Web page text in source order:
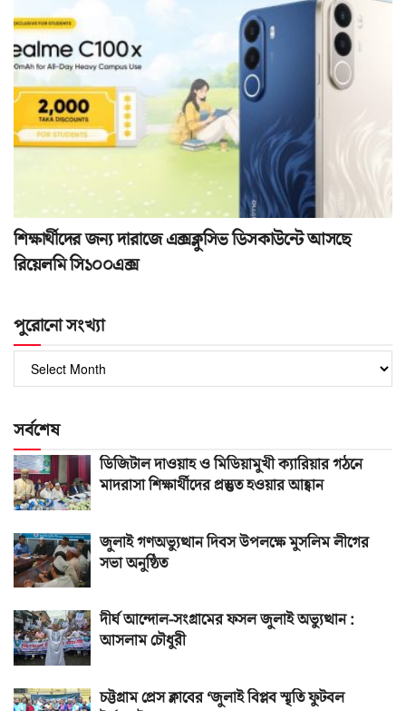
শিক্ষার্থীদের জন্য দারাজে এক্সক্লুসিভ ডিসকাউন্টে আসছে
রিয়েলমি সি১০০এক্স
পুরোনো সংখ্যা
সংখ্যা
সর্বশেষ
ডিজিটাল দাওয়াহ ও মিডিয়ামুখী ক্যারিয়ার গঠনে
মাদরাসা শিক্ষার্থীদের প্রস্তুত হওয়ার আহ্বান
জুলাই গণঅভ্যুত্থান দিবস উপলক্ষে মুসলিম লীগের
সভা অনুষ্ঠিত
দীর্ঘ আন্দোল-সংগ্রামের ফসল জুলাই অভ্যুত্থান :
আসলাম চৌধুরী
চট্টগ্রাম প্রেস ক্লাবের ‘জুলাই বিপ্লব স্মৃতি ফুটবল